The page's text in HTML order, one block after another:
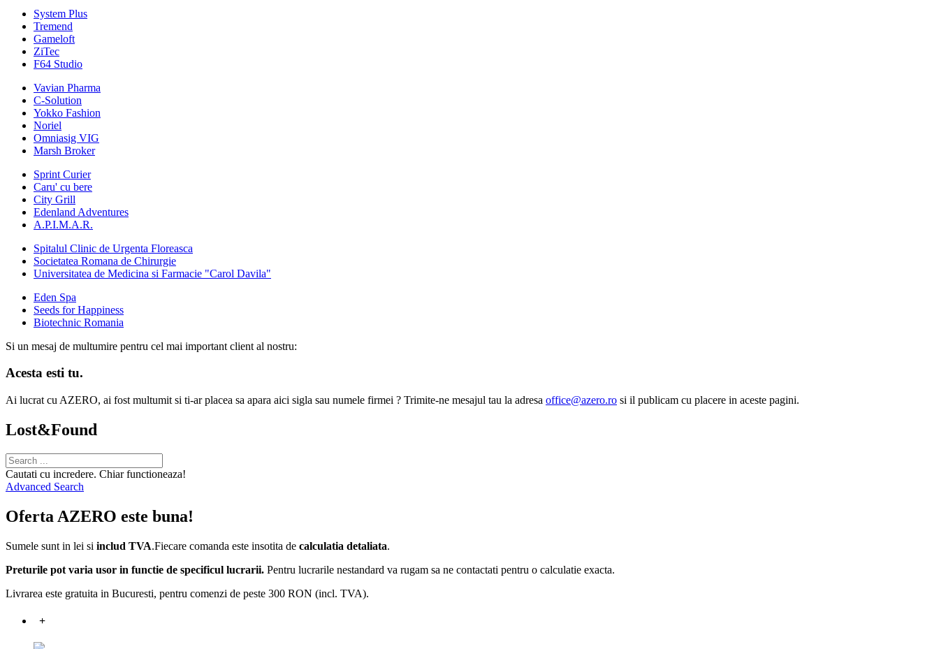
System Plus
Tremend
Gameloft
ZiTec
F64 Studio
Vavian Pharma
C-Solution
Yokko Fashion
Noriel
Omniasig VIG
Marsh Broker
Sprint Curier
Caru' cu bere
City Grill
Edenland Adventures
A.P.I.M.A.R.
Spitalul Clinic de Urgenta Floreasca
Societatea Romana de Chirurgie
Universitatea de Medicina si Farmacie "Carol Davila"
Eden Spa
Seeds for Happiness
Biotechnic Romania
Si un mesaj de multumire pentru cel mai important client al nostru:
Acesta esti tu.
Ai lucrat cu AZERO, ai fost multumit si ti-ar placea sa apara aici sigla sau numele firmei ? Trimite-ne mesajul tau la adresa office@azero.ro si il publicam cu placere in aceste pagini.
Lost&Found
Cautati cu incredere. Chiar functioneaza!
Advanced Search
Oferta AZERO este buna!
Sumele sunt in lei si includ TVA.Fiecare comanda este insotita de calculatia detaliata.
Preturile pot varia usor in functie de specificul lucrarii. Pentru lucrarile nestandard va rugam sa ne contactati pentru o calculatie exacta.
Livrarea este gratuita in Bucuresti, pentru comenzi de peste 300 RON (incl. TVA).
+